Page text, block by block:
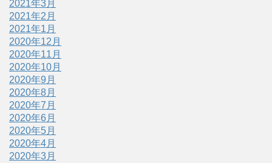
2021年3月
2021年2月
2021年1月
2020年12月
2020年11月
2020年10月
2020年9月
2020年8月
2020年7月
2020年6月
2020年5月
2020年4月
2020年3月